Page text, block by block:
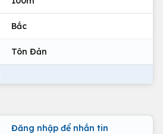
Bắc
Tôn Đản
Đăng nhập để nhắn tin